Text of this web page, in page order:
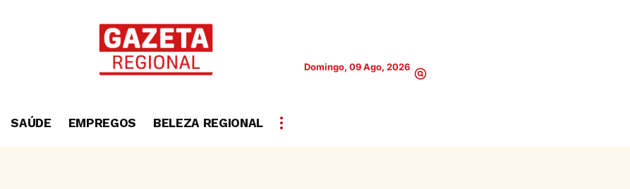
Domingo, 09 Ago, 2026
SAÚDE EMPREGOS BELEZA REGIONAL